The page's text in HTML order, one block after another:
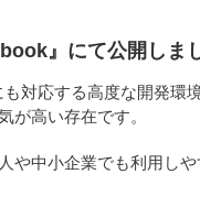
』にて公開しま
対応する高度な開発環
が高い存在です。
や中小企業でも利用し